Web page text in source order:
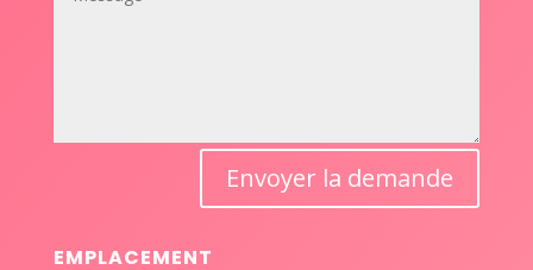
Envoyer la demande
EMPLACEMENT